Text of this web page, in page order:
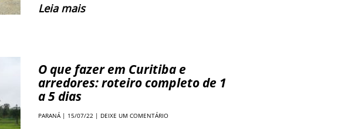
Leia mais
O que fazer em Curitiba e
arredores: roteiro completo de 1
a 5 dias
PARANÁ | 15/07/22 | DEIXE UM COMENTÁRIO